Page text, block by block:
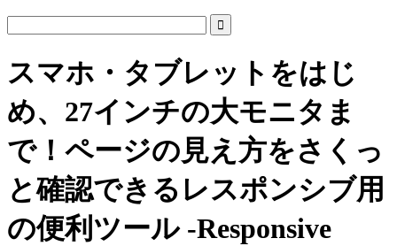
スマホ・タブレットをはじ
め、27インチの大モニタま
で！ページの見え方をさくっ
と確認できるレスポンシブ用
の便利ツール -Responsive